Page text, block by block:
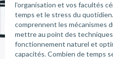
l’organisation et vos facultés
temps et le stress du
comprennent les mécanismes
mettre au point des
fonctionnement naturel et
capacités. Combien de temps